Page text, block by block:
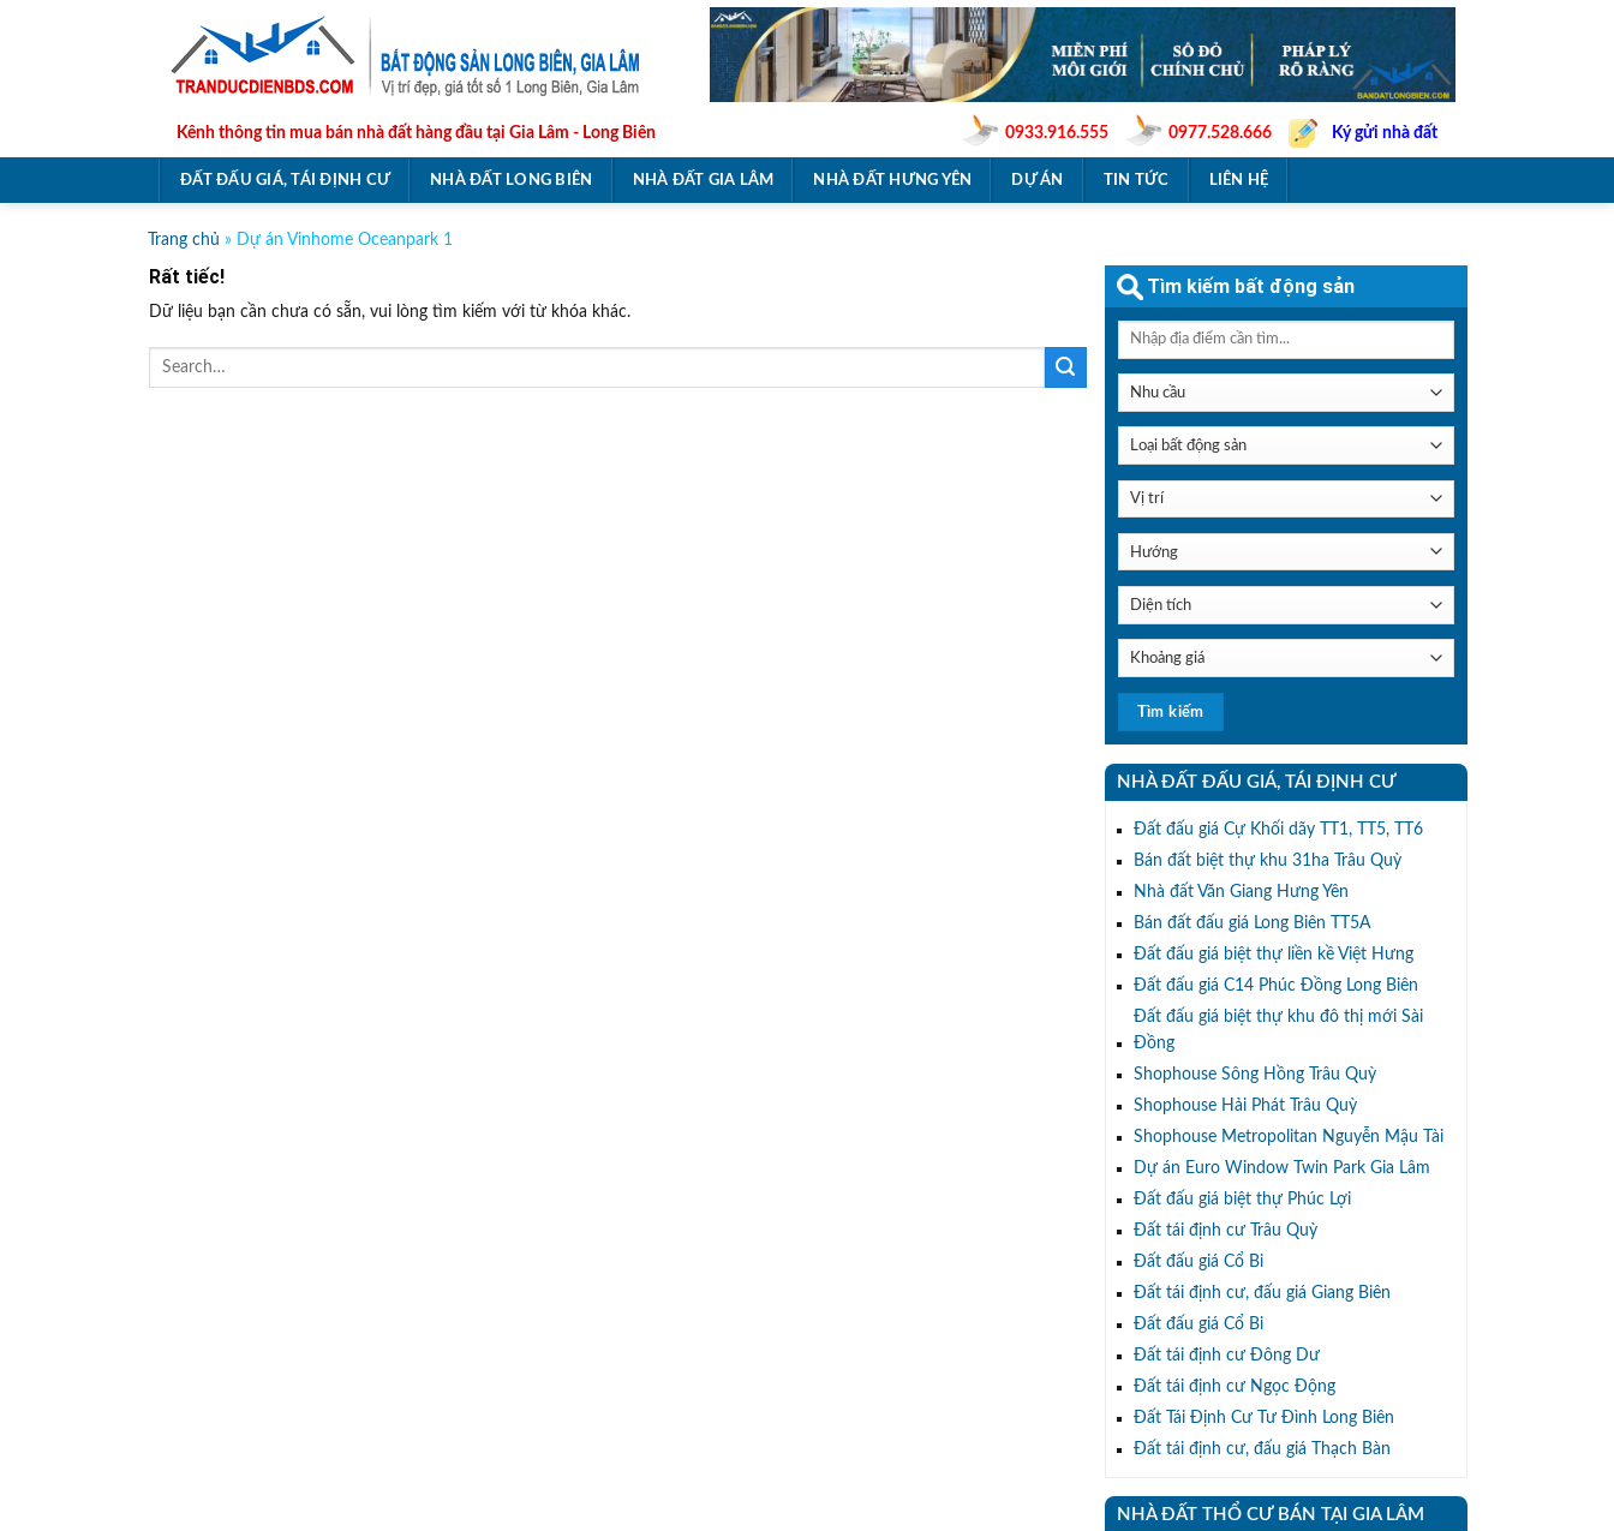
Kênh thông tin mua bán nhà đất hàng đầu tại Gia Lâm - Long Biên 0933.916.555 0977.528.666 Ký gửi nhà đất
ĐẤT ĐẤU GIÁ, TÁI ĐỊNH CƯ NHÀ ĐẤT LONG BIÊN NHÀ ĐẤT GIA LÂM NHÀ ĐẤT HƯNG YÊN DỰ ÁN TIN TỨC LIÊN HỆ
Trang chủ » Dự án Vinhome Oceanpark 1
Rất tiếc!
Dữ liệu bạn cần chưa có sẵn, vui lòng tìm kiếm với từ khóa khác.
Tìm kiếm bất động sản
NHÀ ĐẤT ĐẤU GIÁ, TÁI ĐỊNH CƯ
Đất đấu giá Cự Khối dãy TT1, TT5, TT6
Bán đất biệt thự khu 31ha Trâu Quỳ
Nhà đất Văn Giang Hưng Yên
Bán đất đấu giá Long Biên TT5A
Đất đấu giá biệt thự liền kề Việt Hưng
Đất đấu giá C14 Phúc Đồng Long Biên
Đất đấu giá biệt thự khu đô thị mới Sài
Đồng
Shophouse Sông Hồng Trâu Quỳ
Shophouse Hải Phát Trâu Quỳ
Shophouse Metropolitan Nguyễn Mậu Tài
Dự án Euro Window Twin Park Gia Lâm
Đất đấu giá biệt thự Phúc Lợi
Đất tái định cư Trâu Quỳ
Đất đấu giá Cổ Bi
Đất tái định cư, đấu giá Giang Biên
Đất đấu giá Cổ Bi
Đất tái định cư Đông Dư
Đất tái định cư Ngọc Động
Đất Tái Định Cư Tư Đình Long Biên
Đất tái định cư, đấu giá Thạch Bàn
NHÀ ĐẤT THỔ CƯ BÁN TẠI GIA LÂM